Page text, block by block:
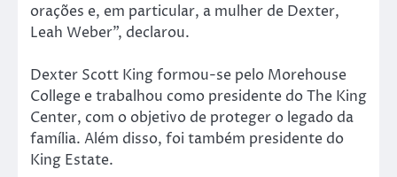
orações e, em particular, a mulher de Dexter,
Leah Weber”, declarou.
Dexter Scott King formou-se pelo Morehouse
College e trabalhou como presidente do The King
Center, com o objetivo de proteger o legado da
família. Além disso, foi também presidente do
King Estate.